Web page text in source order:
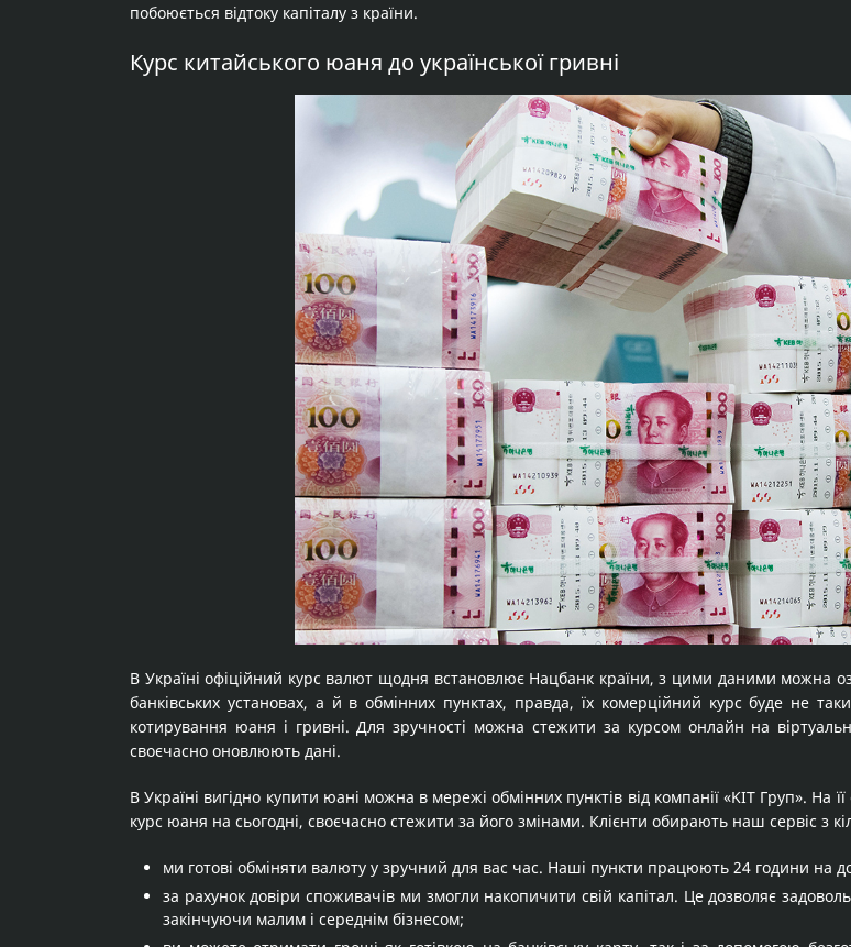
побоюється відтоку капіталу з країни.
Курс китайського юаня до української гривні
В Україні офіційний курс валют щодня встановлює Нацбанк країни, з цими даними можна
банківських установах, а й в обмінних пунктах, правда, їх комерційний курс буде не
котирування юаня і гривні. Для зручності можна стежити за курсом онлайн на
своєчасно оновлюють дані.
В Україні вигідно купити юані можна в мережі обмінних пунктів від компанії «KІТ Груп». На
курс юаня на сьогодні, своєчасно стежити за його змінами. Клієнти обирають наш сервіс з
ми готові обміняти валюту у зручний для вас час. Наші пункти працюють 24 години на
за рахунок довіри споживачів ми змогли накопичити свій капітал. Це дозволяє
закінчуючи малим і середнім бізнесом;